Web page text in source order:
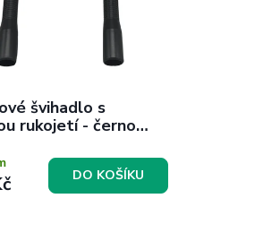
švihadlo s
rukojetí - černo
DO KOŠÍKU